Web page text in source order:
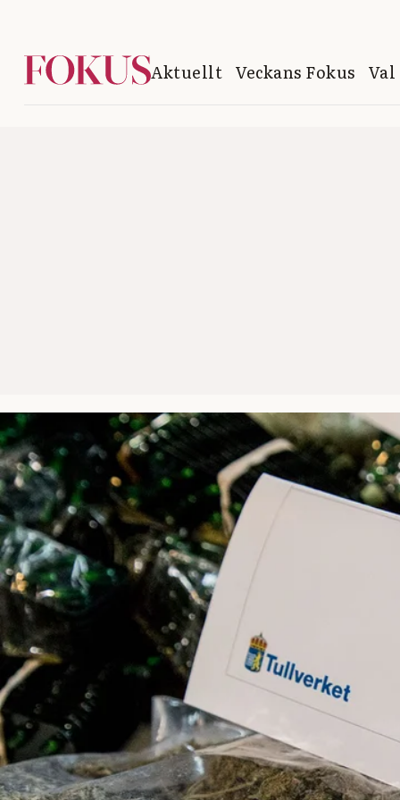
Aktuellt Veckans Fokus Val